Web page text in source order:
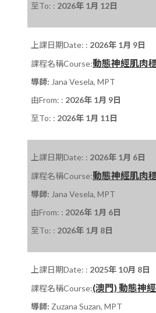
至To: : 2026年 1月 12日
上課日期Date: : 2026年 1月 9日
課程名稱Course:動態神經肌肉
導師: Jana Vesela, MPT
由From: : 2026年 1月 9日
至To: : 2026年 1月 11日
上課日期Date: : 2026年 1月 6日
課程名稱Course:動態神經肌肉
導師: Jana Vesela, MPT
由From: : 2026年 1月 6日
至To: : 2026年 1月 8日
上課日期Date: : 2025年 10月 8日
課程名稱Course:(澳門) 動態神
導師: Zuzana Suzan, MPT